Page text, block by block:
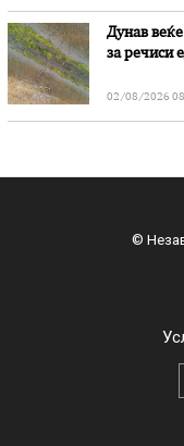
Дунав
за речиси
02/08/2026
©